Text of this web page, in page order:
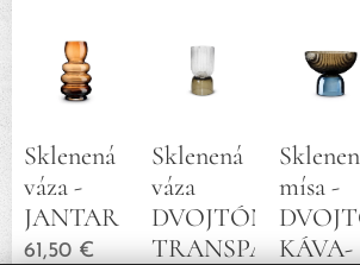
Sklenená
váza -
JANTAR
61,50 €
Sklenená
váza
DVOJTÓNNE
TRANSPARENTNÉ-
mísa -
KÁVA-